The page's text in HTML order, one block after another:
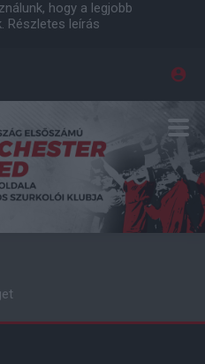
hogy a legjobb
Részletes leírás